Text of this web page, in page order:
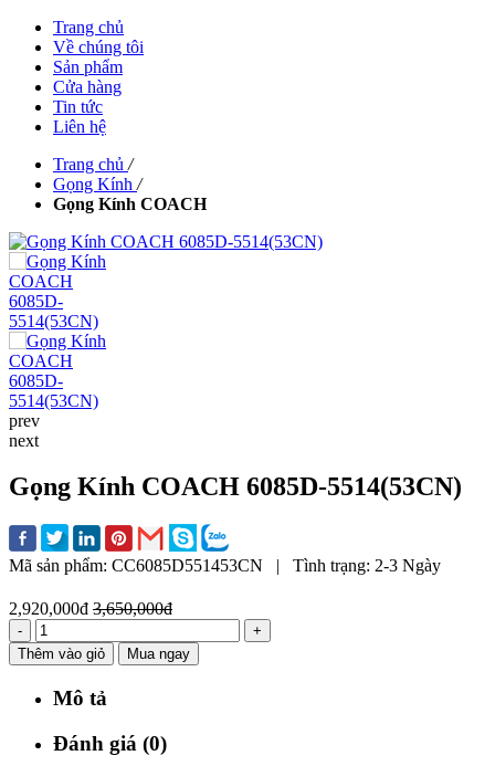
Trang chủ
Về chúng tôi
Sản phẩm
Cửa hàng
Tin tức
Liên hệ
Trang chủ /
Gọng Kính /
Gọng Kính COACH
prev
next
Gọng Kính COACH 6085D-5514(53CN)
Mã sản phẩm: CC6085D551453CN | Tình trạng: 2-3 Ngày
2,920,000đ 3,650,000đ
-
+
Thêm vào giỏ
Mua ngay
Mô tả
Đánh giá (0)